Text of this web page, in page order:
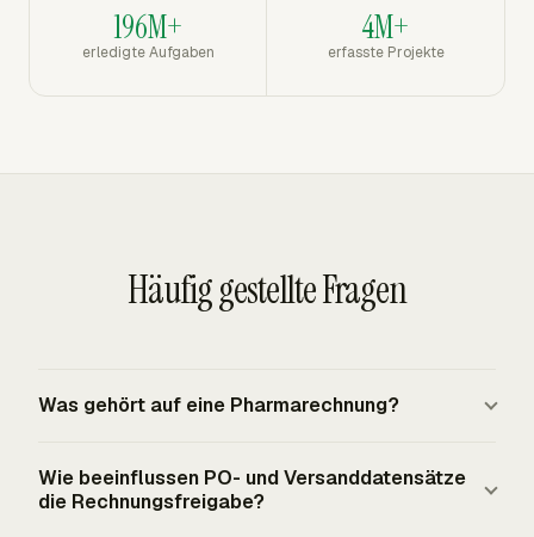
196M+
erledigte Aufgaben
4M+
erfasste Projekte
Häufig gestellte Fragen
Was gehört auf eine Pharmarechnung?
Rechnungsdatum und -nummer, PO- oder
Vertragsreferenz, Positionen, Mengen, Stückpreise,
Wie beeinflussen PO- und Versanddatensätze
die Rechnungsfreigabe?